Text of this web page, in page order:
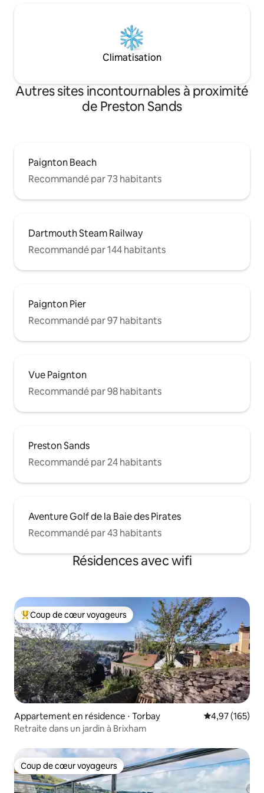
Climatisation
Autres sites incontournables à proximité
de Preston Sands
Paignton Beach
Recommandé par 73 habitants
Dartmouth Steam Railway
Recommandé par 144 habitants
Paignton Pier
Recommandé par 97 habitants
Vue Paignton
Recommandé par 98 habitants
Preston Sands
Recommandé par 24 habitants
Aventure Golf de la Baie des Pirates
Recommandé par 43 habitants
Résidences avec wifi
Coups de cœur voyageurs les plus appréciés
Coup de cœur voyageurs
Appartement en résidence ⋅ Torbay Évaluation
4,97 (165)
Retraite dans un jardin à Brixham
Coup de cœur voyageurs
Coup de cœur voyageurs